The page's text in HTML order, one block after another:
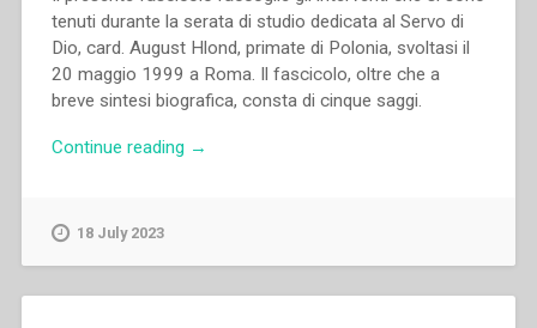
tenuti durante la serata di studio dedicata al Servo di
Dio, card. August Hlond, primate di Polonia, svoltasi il
20 maggio 1999 a Roma. Il fascicolo, oltre che a
breve sintesi biografica, consta di cinque saggi.
Continue reading “Stanisław
→
18 July 2023